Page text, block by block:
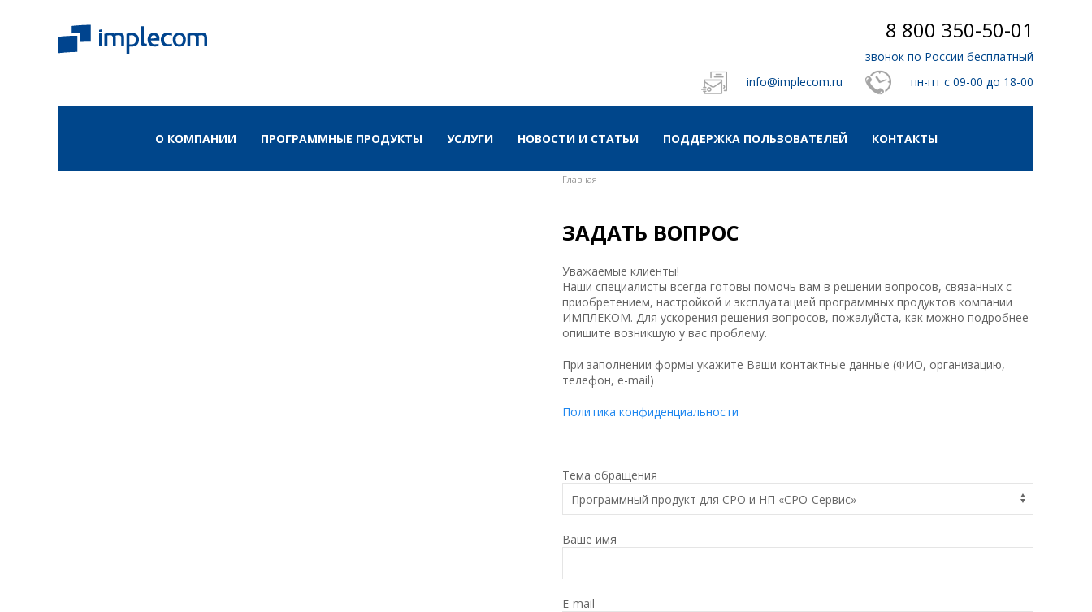
8 800 350-50-01
звонок по России бесплатный
info@implecom.ru
пн-пт с 09-00 до 18-00
О КОМПАНИИ ПРОГРАММНЫЕ ПРОДУКТЫ УСЛУГИ НОВОСТИ И СТАТЬИ ПОДДЕРЖКА ПОЛЬЗОВАТЕЛЕЙ КОНТАКТЫ
Главная
ЗАДАТЬ ВОПРОС
Уважаемые клиенты!
Наши специалисты всегда готовы помочь вам в решении вопросов, связанных с
приобретением, настройкой и эксплуатацией программных продуктов компании
ИМПЛЕКОМ. Для ускорения решения вопросов, пожалуйста, как можно подробнее
опишите возникшую у вас проблему.
При заполнении формы укажите Ваши контактные данные (ФИО, организацию,
телефон, e-mail)
Политика конфиденциальности
Тема обращения
Ваше имя
E-mail